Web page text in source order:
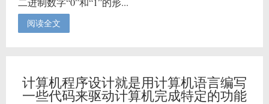
阅读全文
计算机程序设计就是用计算机语言编写
一些代码来驱动计算机完成特定的功能